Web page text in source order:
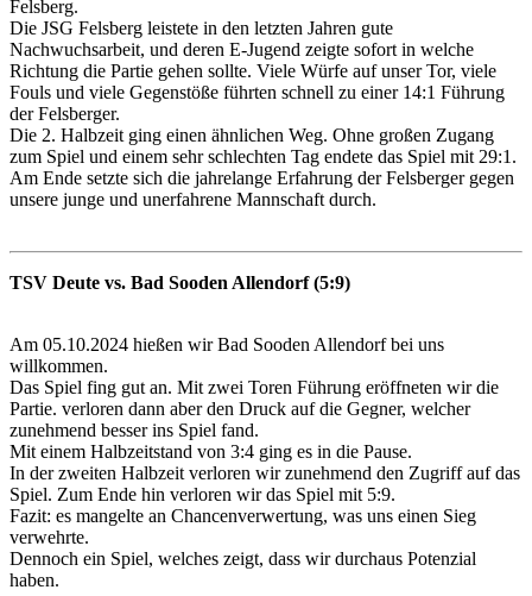
Felsberg.
Die JSG Felsberg leistete in den letzten Jahren gute
Nachwuchsarbeit, und deren E-Jugend zeigte sofort in welche
Richtung die Partie gehen sollte. Viele Würfe auf unser Tor, viele
Fouls und viele Gegenstöße führten schnell zu einer 14:1 Führung
der Felsberger.
Die 2. Halbzeit ging einen ähnlichen Weg. Ohne großen Zugang
zum Spiel und einem sehr schlechten Tag endete das Spiel mit 29:1.
Am Ende setzte sich die jahrelange Erfahrung der Felsberger gegen
unsere junge und unerfahrene Mannschaft durch.
TSV Deute vs. Bad Sooden Allendorf (5:9)
Am 05.10.2024 hießen wir Bad Sooden Allendorf bei uns
willkommen.
Das Spiel fing gut an. Mit zwei Toren Führung eröffneten wir die
Partie. verloren dann aber den Druck auf die Gegner, welcher
zunehmend besser ins Spiel fand.
Mit einem Halbzeitstand von 3:4 ging es in die Pause.
In der zweiten Halbzeit verloren wir zunehmend den Zugriff auf das
Spiel. Zum Ende hin verloren wir das Spiel mit 5:9.
Fazit: es mangelte an Chancenverwertung, was uns einen Sieg
verwehrte.
Dennoch ein Spiel, welches zeigt, dass wir durchaus Potenzial
haben.